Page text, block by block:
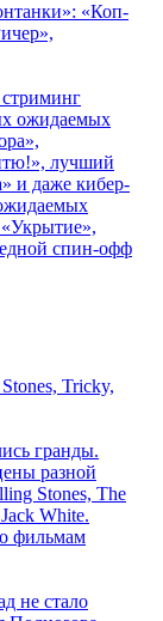
«Коп-
ожидаемых
лучший
и даже кибер-
спин-офф
Tricky,
гранды.
разной
Stones, The
White.
фильмам
не стало